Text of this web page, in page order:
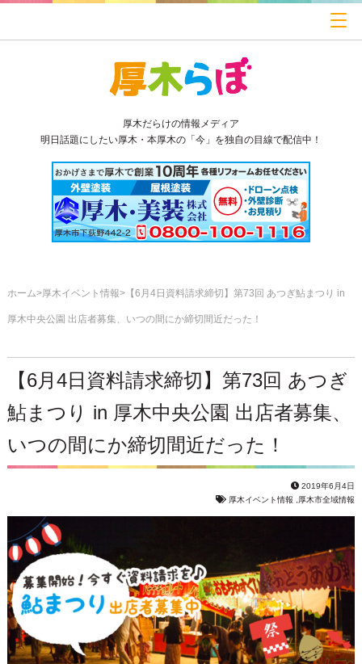
厚木だらけの情報メディア
明日話題にしたい厚木・本厚木の「今」を独自の目線で配信中！
ホーム 厚木イベント情報 【6月4日資料請求締切】第73回 あつぎ鮎まつり in
厚木中央公園 出店者募集、いつの間にか締切間近だった！
【6月4日資料請求締切】第73回 あつぎ
鮎まつり in 厚木中央公園 出店者募集、
いつの間にか締切間近だった！
2019年6月4日
厚木イベント情報
厚木市全域情報